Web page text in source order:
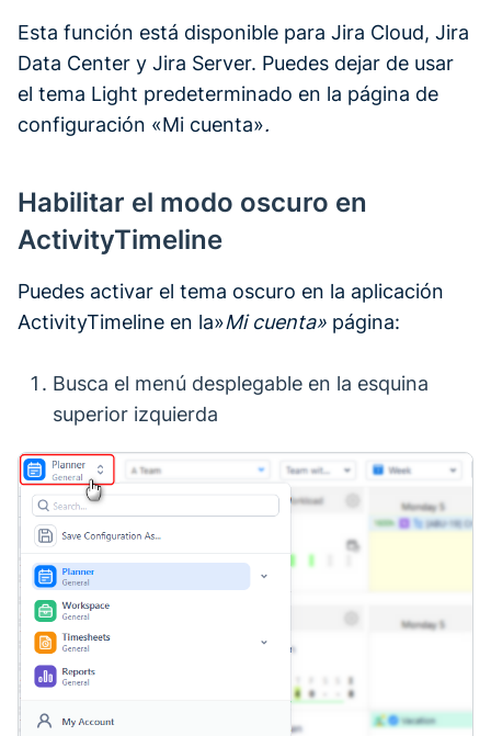
Esta función está disponible para Jira Cloud, Jira
Data Center y Jira Server. Puedes dejar de usar
el tema Light predeterminado en la página de
configuración «Mi cuenta».
Habilitar el modo oscuro en
ActivityTimeline
Puedes activar el tema oscuro en la aplicación
ActivityTimeline en la»Mi cuenta» página:
Busca el menú desplegable en la esquina
superior izquierda